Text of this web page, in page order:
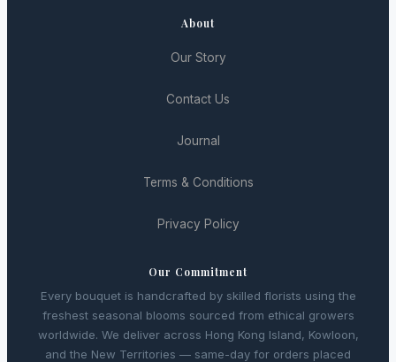
About
Our Story
Contact Us
Journal
Terms & Conditions
Privacy Policy
Our Commitment
Every bouquet is handcrafted by skilled florists using the
freshest seasonal blooms sourced from ethical growers
worldwide. We deliver across Hong Kong Island, Kowloon,
and the New Territories — same-day for orders placed